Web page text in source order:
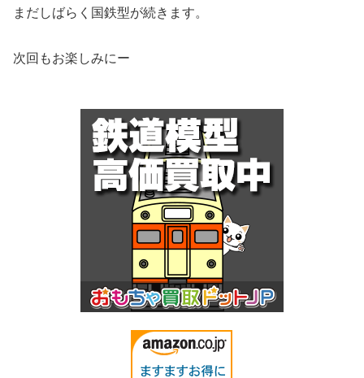
まだしばらく国鉄型が続きます。
次回もお楽しみにー